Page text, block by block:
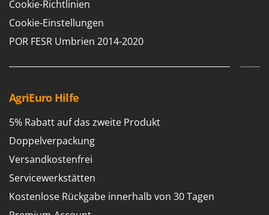
P
Palettengabeln für Traktoren
Pelletpressen
Plasmaschneider
Pools
Poolstaubsauger
R
Rasenmäher
Rasensodenschneider
Forest Master
Francini
G3 Ferrari
Garofalo
GeoTech
GeoTech Pro
Gierre
Ginko - MGM
Gipeco
Cookie-Richtlinien
Cookie-Einstellungen
POR FESR Umbrien 2014-2020
AgriEuro Hilfe
5% Rabatt auf das zweite Produkt
Doppelverpackung
Versandkostenfrei
Servicewerkstätten
Kostenlose Rückgabe innerhalb von 30 Tagen